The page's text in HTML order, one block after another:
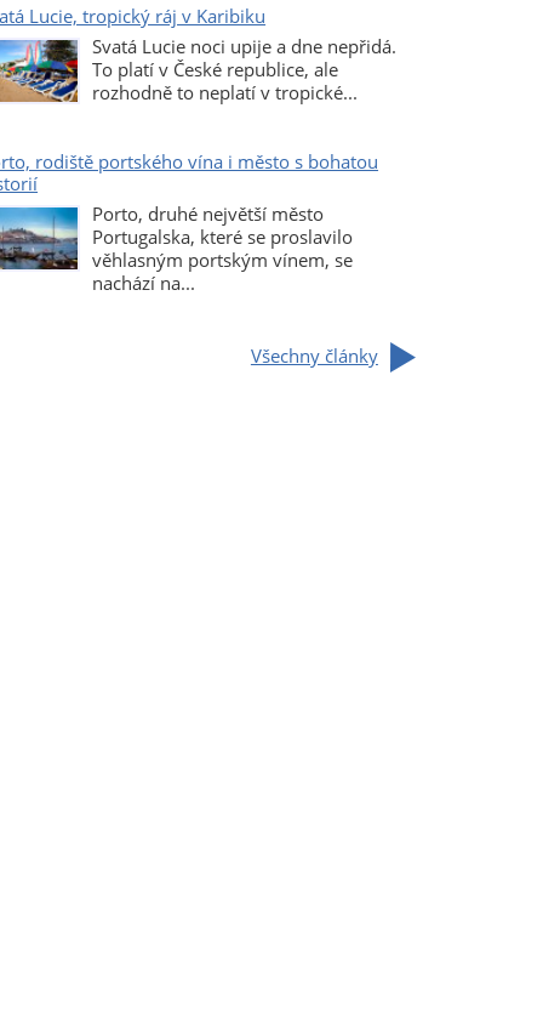
Lucie, tropický ráj v Karibiku
Svatá Lucie noci upije a dne nepřidá.
To platí v České republice, ale
rozhodně to neplatí v tropické...
rodiště portského vína i město s bohatou
Porto, druhé největší město
Portugalska, které se proslavilo
věhlasným portským vínem, se
nachází na...
Všechny články